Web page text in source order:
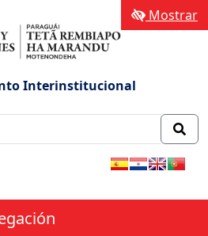
Interinstitucional
Mostrar